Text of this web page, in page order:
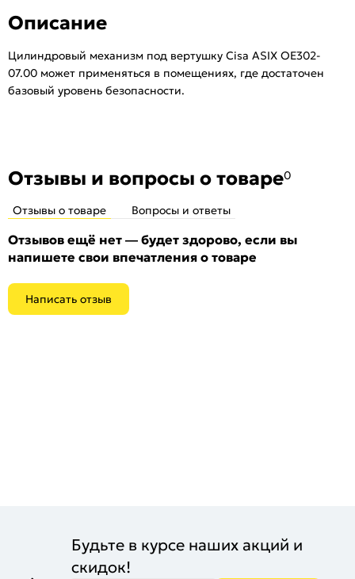
Количество пинов:
Серия:
Ключ с пластиковой головкой:
Описание
Цилиндровый механизм под вертушку Cisa ASIX OE302-
07.00 может применяться в помещениях, где достаточен
базовый уровень безопасности.
Отзывы и вопросы о товаре0
Отзывы о товаре Вопросы и ответы
Отзывов ещё нет — будет здорово, если вы
напишете свои впечатления о товаре
Написать отзыв
Будьте в курсе наших акций и
скидок!